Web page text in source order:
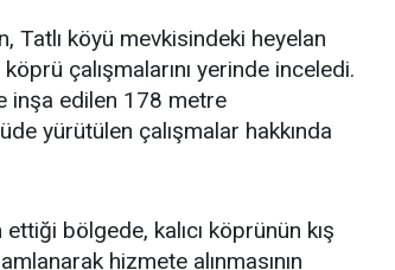
Tatlı köyü mevkisindeki heyelan
çalışmalarını yerinde inceledi.
inşa edilen 178 metre
yürütülen çalışmalar hakkında
ettiği bölgede, kalıcı köprünün kış
hizmete alınmasının